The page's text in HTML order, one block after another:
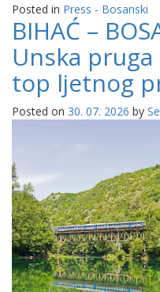
Posted in Press - Bosanski
BIHAĆ –
Unska
top ljetnog
Posted on 30. 07. 2026 by